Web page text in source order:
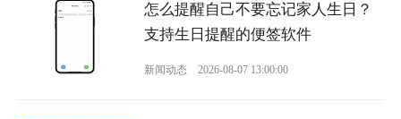
怎么提醒自己不要忘记家人生日？
支持生日提醒的便签软件
新闻动态 2026-08-07 13:00:00